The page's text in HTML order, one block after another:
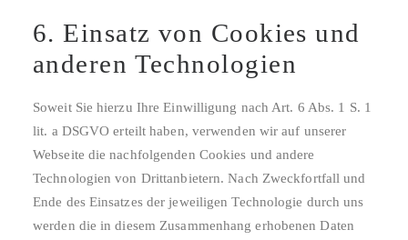
6. Einsatz von Cookies und
anderen Technologien
Soweit Sie hierzu Ihre Einwilligung nach Art. 6 Abs. 1 S. 1
lit. a DSGVO erteilt haben, verwenden wir auf unserer
Webseite die nachfolgenden Cookies und andere
Technologien von Drittanbietern. Nach Zweckfortfall und
Ende des Einsatzes der jeweiligen Technologie durch uns
werden die in diesem Zusammenhang erhobenen Daten